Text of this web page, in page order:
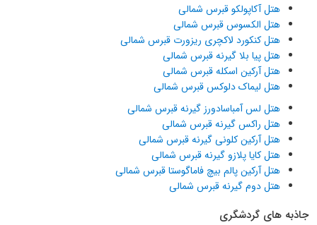
هتل آکاپولکو قبرس شمالی
هتل الکسوس قبرس شمالی
هتل کنکورد لاکچری ریزورت قبرس شمالی
هتل پیا بلا گیرنه قبرس شمالی
هتل آرکین اسکله قبرس شمالی
هتل لیماک دلوکس قبرس شمالی
هتل لس آمباسادورز گیرنه قبرس شمالی
هتل راکس گیرنه قبرس شمالی
هتل آرکین کلونی گیرنه قبرس شمالی
هتل کایا پلازو گیرنه قبرس شمالی
هتل آرکین پالم بیچ فاماگوستا قبرس شمالی
هتل دوم گیرنه قبرس شمالی
جاذبه های گردشگری